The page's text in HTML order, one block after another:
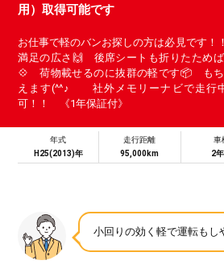
用）取得可能です
お仕事で軽のバンお探しの方は必見です
満足の広さ🙌 後席シートも折りたため
💠 荷物載せるのに抜群の軽です📦 もち
えます(^^♪ 社外メモリーナビで走行
可！！ 《1年保証付》
年式
H25(2013)年
走行距離
95,000km
車
2
小回りの効く軽で運転もし